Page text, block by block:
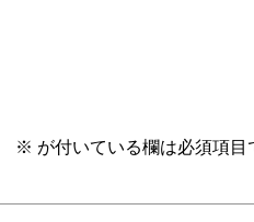
※ が付いている欄は必須項目